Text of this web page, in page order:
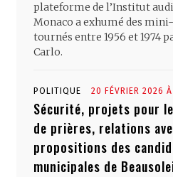
plateforme de l’Institut
Monaco a exhumé des
tournés entre 1956 et 1974
Carlo.
POLITIQUE 20 FÉVRIER 2026
Sécurité, projets pour
de prières, relations
propositions des
municipales de